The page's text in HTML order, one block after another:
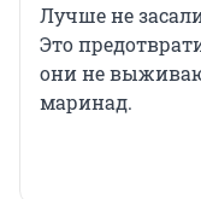
Лучше не
Это
они не
маринад.